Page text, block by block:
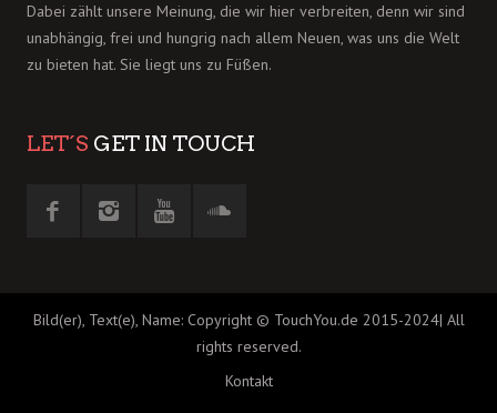
Dabei zählt unsere Meinung, die wir hier verbreiten, denn wir sind
unabhängig, frei und hungrig nach allem Neuen, was uns die Welt
zu bieten hat. Sie liegt uns zu Füßen.
LET´S GET IN TOUCH
Bild(er), Text(e), Name: Copyright © TouchYou.de 2015-2024| All
rights reserved.
Kontakt